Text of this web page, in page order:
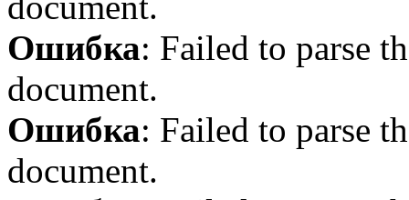
Ошибка: Failed to parse
document.
Ошибка: Failed to parse
document.